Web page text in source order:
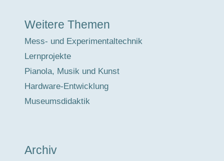
Weitere Themen
Mess- und Experimentaltechnik
Lernprojekte
Pianola, Musik und Kunst
Hardware-Entwicklung
Museumsdidaktik
Archiv